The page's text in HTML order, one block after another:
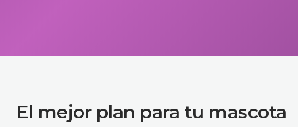
El mejor plan para tu mascota